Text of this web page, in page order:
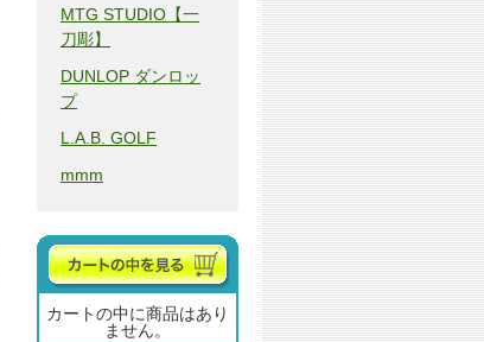
MTG STUDIO【一
刀彫】
DUNLOP ダンロッ
プ
L.A.B. GOLF
mmm
カートの中に商品はあり
ません。